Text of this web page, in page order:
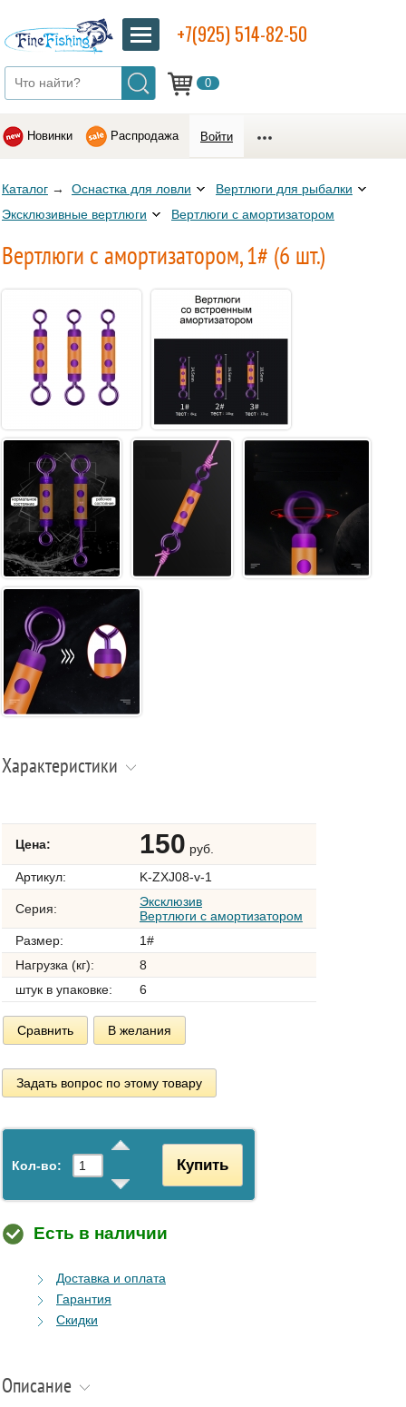
0
+7(925) 514-82-50
Новинки Распродажа Войти
Каталог → Оснастка для ловли
Вертлюги для рыбалки
Эксклюзивные вертлюги
Вертлюги с амортизатором
Вертлюги с амортизатором, 1# (6 шт.)
Характеристики
Цена: 150 руб.
Артикул:
K-ZXJ08-v-1
Серия:
Эксклюзив
Вертлюги с амортизатором
Размер:
1#
Нагрузка (кг):
8
штук в упаковке:
6
Сравнить В желания
Задать вопрос по этому товару
Кол-во: Купить
Есть в наличии
Доставка и оплата
Гарантия
Скидки
Описание